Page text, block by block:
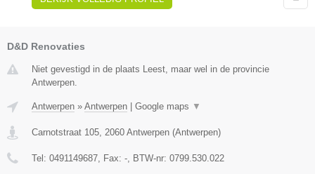
D&D Renovaties
Niet gevestigd in de plaats Leest, maar wel in de provincie
Antwerpen.
Antwerpen » Antwerpen Google maps ▼
Carnotstraat 105, 2060 Antwerpen (Antwerpen)
Tel: 0491149687, Fax: -, BTW-nr: 0799.530.022